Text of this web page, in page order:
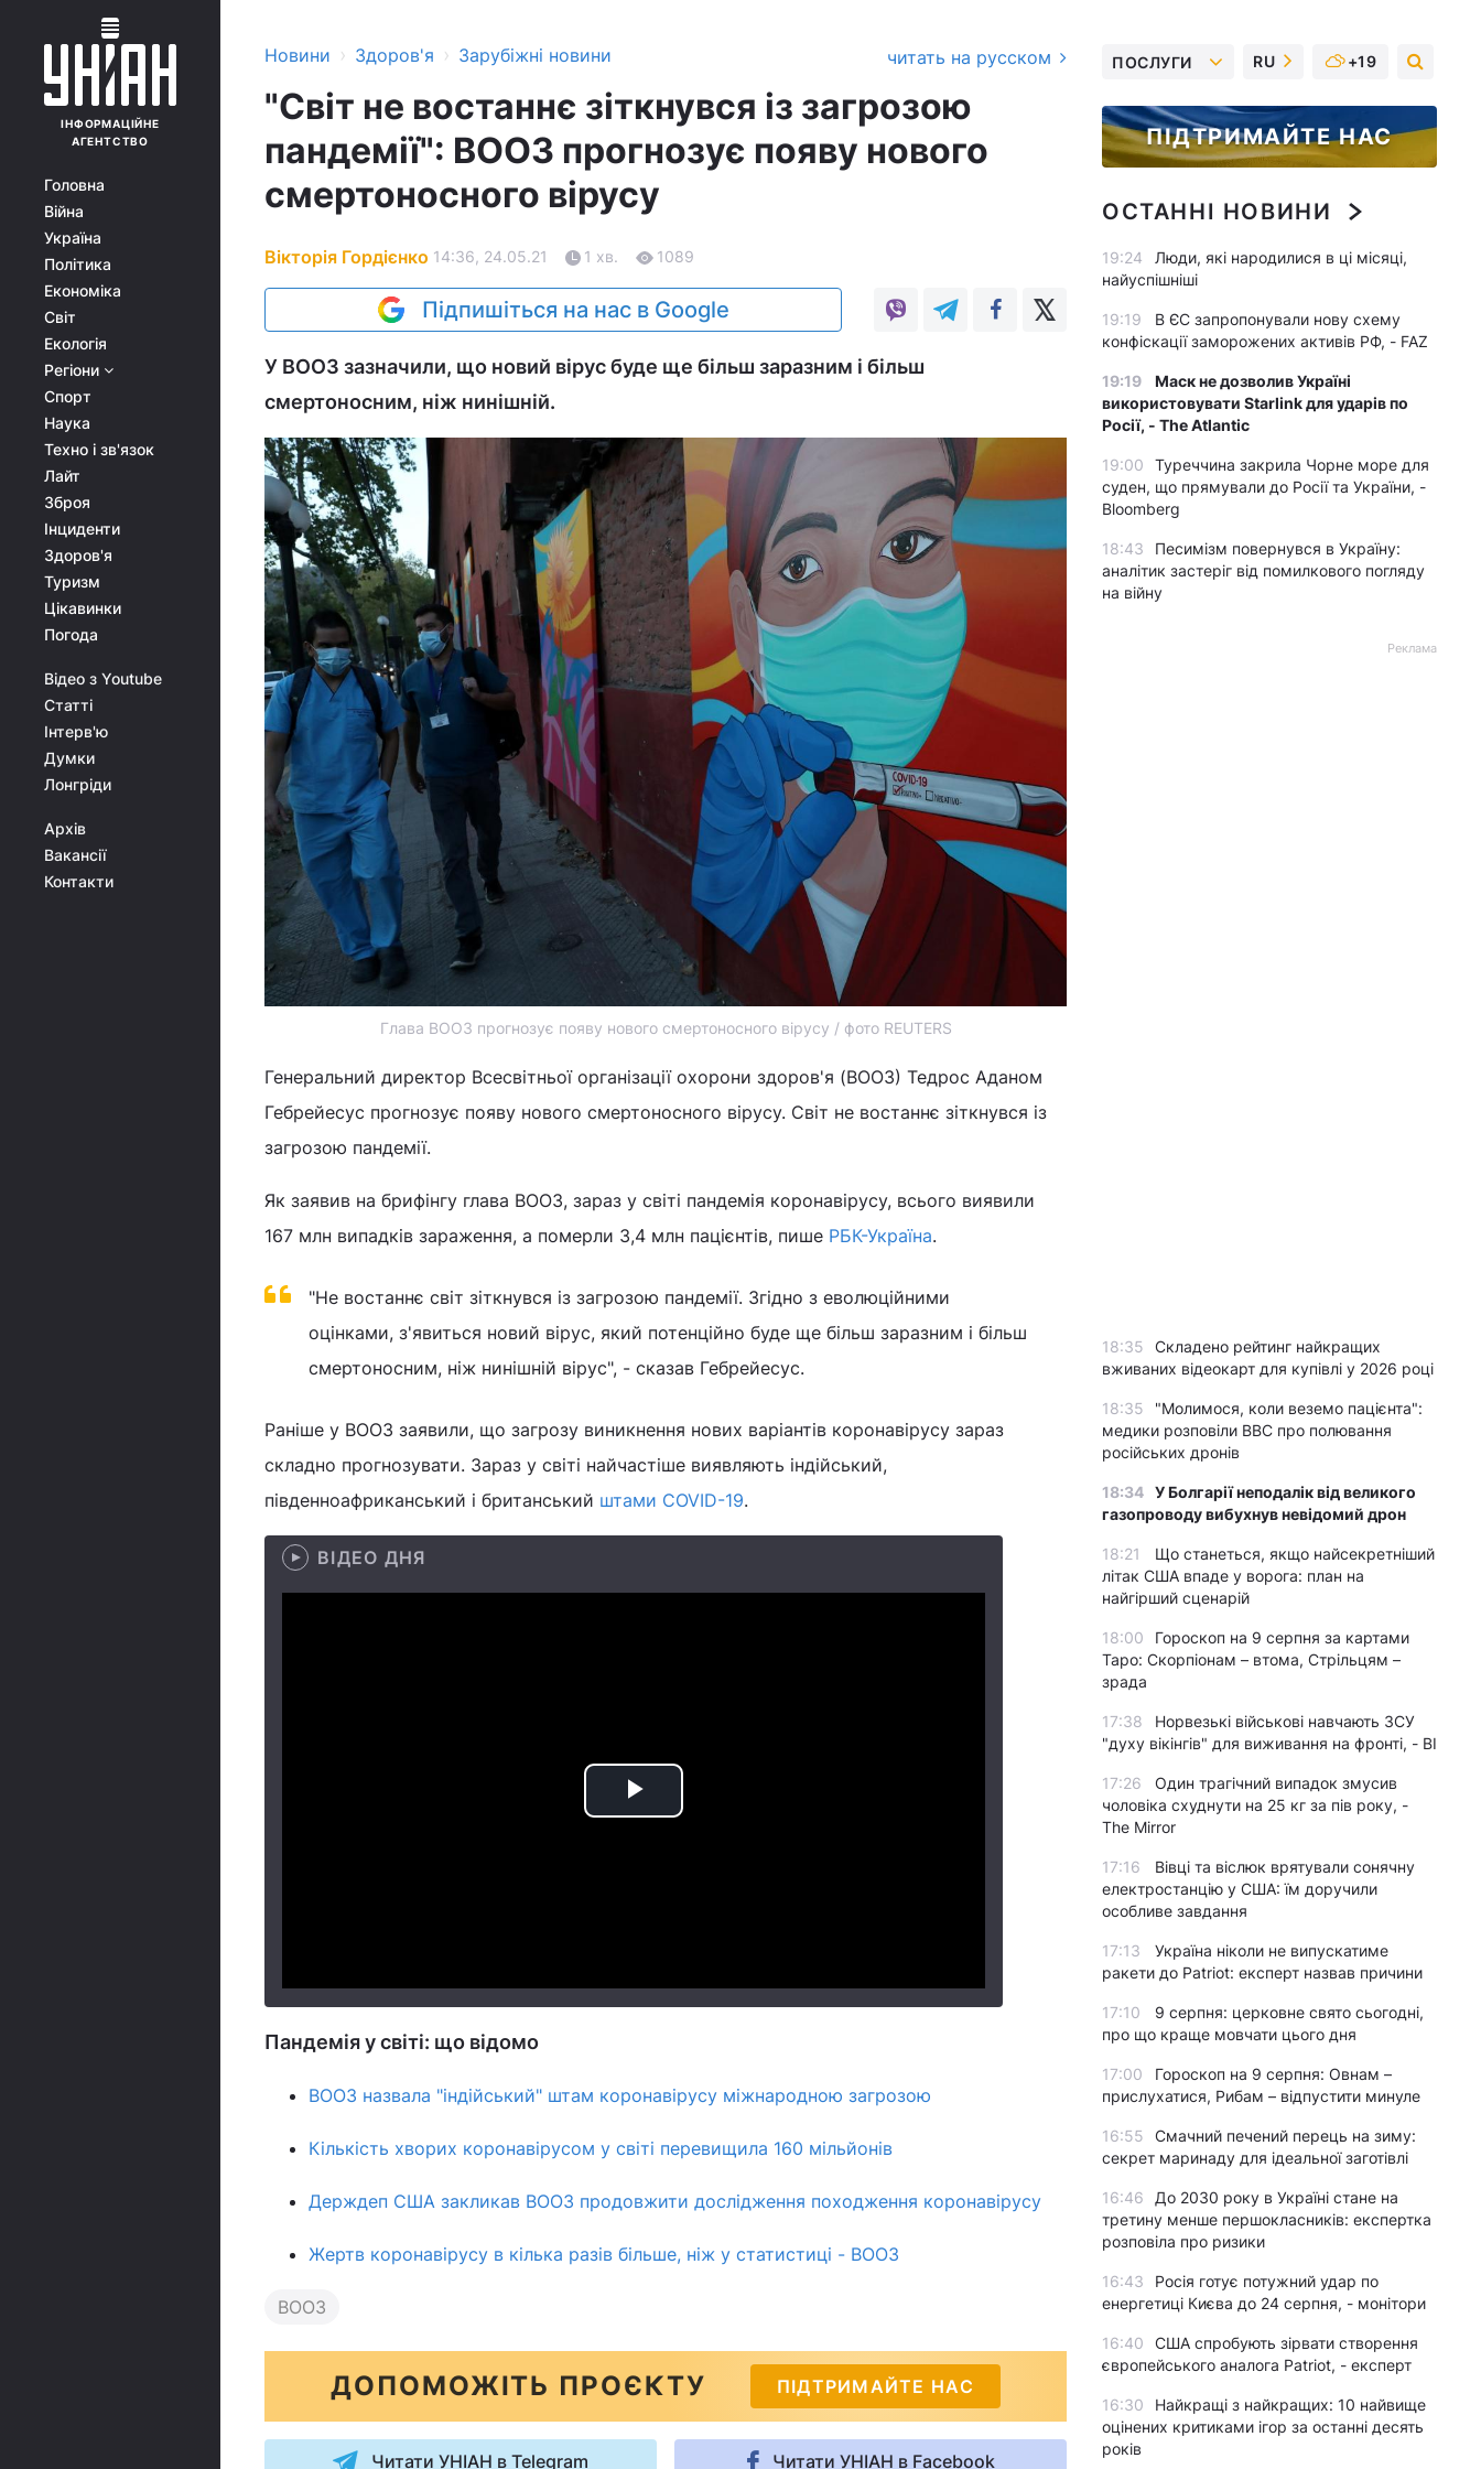
ІНФОРМАЦІЙНЕ
АГЕНТСТВО
Головна
Війна
Україна
Політика
Економіка
Світ
Екологія
Регіони
Спорт
Наука
Техно і зв'язок
Лайт
Зброя
Інциденти
Здоров'я
Туризм
Цікавинки
Погода
Відео з Youtube
Статті
Інтерв'ю
Думки
Лонгріди
Архів
Вакансії
Контакти
Новини › Здоров'я › Зарубіжні новини читать на русском
"Світ не востаннє зіткнувся із загрозою
пандемії": ВООЗ прогнозує появу нового
смертоносного вірусу
Вікторія Гордієнко 14:36, 24.05.21 1 хв. 1089
Підпишіться на нас в Google
У ВООЗ зазначили, що новий вірус буде ще більш заразним і більш
смертоносним, ніж нинішній.
Глава ВООЗ прогнозує появу нового смертоносного вірусу / фото REUTERS
Генеральний директор Всесвітньої організації охорони здоров'я (ВООЗ) Тедрос Аданом
Гебрейесус прогнозує появу нового смертоносного вірусу. Світ не востаннє зіткнувся із
загрозою пандемії.
Як заявив на брифінгу глава ВООЗ, зараз у світі пандемія коронавірусу, всього виявили
167 млн випадків зараження, а померли 3,4 млн пацієнтів, пише РБК-Україна.
"Не востаннє світ зіткнувся із загрозою пандемії. Згідно з еволюційними
оцінками, з'явиться новий вірус, який потенційно буде ще більш заразним і більш
смертоносним, ніж нинішній вірус", - сказав Гебрейесус.
Раніше у ВООЗ заявили, що загрозу виникнення нових варіантів коронавірусу зараз
складно прогнозувати. Зараз у світі найчастіше виявляють індійський,
південноафриканський і британський штами COVID-19.
ВІДЕО ДНЯ
Play
Пандемія у світі: що відомо
ВООЗ назвала "індійський" штам коронавірусу міжнародною загрозою
Кількість хворих коронавірусом у світі перевищила 160 мільйонів
Держдеп США закликав ВООЗ продовжити дослідження походження коронавірусу
Жертв коронавірусу в кілька разів більше, ніж у статистиці - ВООЗ
ВООЗ
ДОПОМОЖІТЬ ПРОЄКТУ ПІДТРИМАЙТЕ НАС
Читати УНІАН в Telegram Читати УНІАН в Facebook
ПОСЛУГИ RU +19
ПІДТРИМАЙТЕ НАС
ОСТАННІ НОВИНИ
19:24
Люди, які народилися в ці місяці,
найуспішніші
19:19
В ЄС запропонували нову схему
конфіскації заморожених активів РФ, - FAZ
19:19
Маск не дозволив Україні
використовувати Starlink для ударів по
Росії, - The Atlantic
19:00
Туреччина закрила Чорне море для
суден, що прямували до Росії та України, -
Bloomberg
18:43
Песимізм повернувся в Україну:
аналітик застеріг від помилкового погляду
на війну
Реклама
18:35
Складено рейтинг найкращих
вживаних відеокарт для купівлі у 2026 році
18:35
"Молимося, коли веземо пацієнта":
медики розповіли BBC про полювання
російських дронів
18:34 У Болгарії неподалік від великого
газопроводу вибухнув невідомий дрон
18:21
Що станеться, якщо найсекретніший
літак США впаде у ворога: план на
найгірший сценарій
18:00
Гороскоп на 9 серпня за картами
Таро: Скорпіонам – втома, Стрільцям –
зрада
17:38
Норвезькі військові навчають ЗСУ
"духу вікінгів" для виживання на фронті, - BI
17:26
Один трагічний випадок змусив
чоловіка схуднути на 25 кг за пів року, -
The Mirror
17:16
Вівці та віслюк врятували сонячну
електростанцію у США: їм доручили
особливе завдання
17:13
Україна ніколи не випускатиме
ракети до Patriot: експерт назвав причини
17:10
9 серпня: церковне свято сьогодні,
про що краще мовчати цього дня
17:00
Гороскоп на 9 серпня: Овнам –
прислухатися, Рибам – відпустити минуле
16:55
Смачний печений перець на зиму:
секрет маринаду для ідеальної заготівлі
16:46
До 2030 року в Україні стане на
третину менше першокласників: експертка
розповіла про ризики
16:43
Росія готує потужний удар по
енергетиці Києва до 24 серпня, - монітори
16:40
США спробують зірвати створення
європейського аналога Patriot, - експерт
16:30
Найкращі з найкращих: 10 найвище
оцінених критиками ігор за останні десять
років